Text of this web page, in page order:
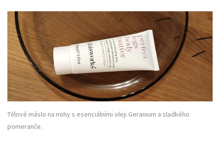
Tělové máslo na nohy s esenciálními oleji Geranium a sladkého
pomeranče.